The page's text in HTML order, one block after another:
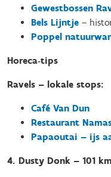
Gewestbossen
Bels Lijntje –
Poppel
Horeca‑tips
Ravels – lokale stops:
Café Van Dun
Restaurant
Papaoutai – ijs
4. Dusty Donk – 101 km